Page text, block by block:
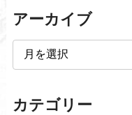
アーカイブ
カテゴリー